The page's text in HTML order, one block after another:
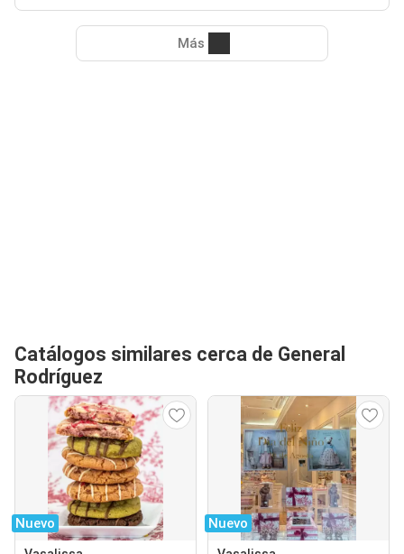
Más
Catálogos similares cerca de General
Rodríguez
Nuevo Nuevo